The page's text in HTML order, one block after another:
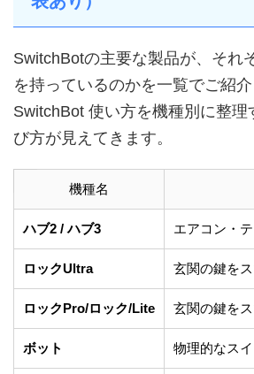
SwitchBotの主要な製品が、それ
を持っているのかを一覧でご紹介
SwitchBot 使い方を機種別に整理
び方が見えてきます。
機種名
ハブ2 / ハブ3 エアコン・
ロックUltra 玄関の鍵を
ロックPro/ロック/Lite 玄関の鍵を
ボット 物理的なス